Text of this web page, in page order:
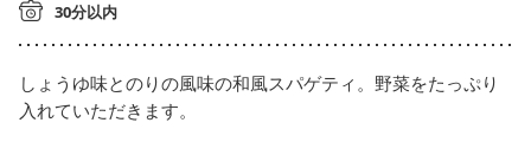
30分以内
しょうゆ味とのりの風味の和風スパゲティ。野菜をたっぷり
入れていただきます。